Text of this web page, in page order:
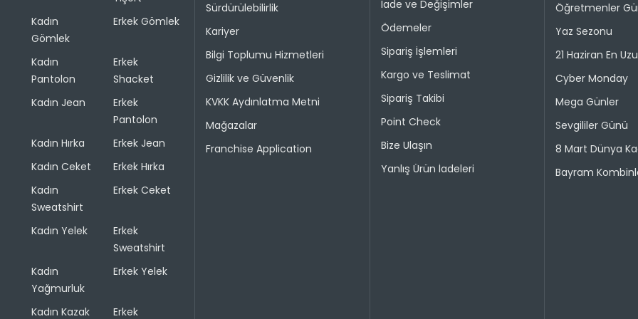
İade
Colin's
iade
Değişim
bedeniyle
İade
Taksit
1
Taksit
1
Kadın
Gömlek
Kadın
Pantolon
Kadın Jean
Kadın Hırka
Kadın Ceket
Kadın
Sweatshirt
Kadın Yelek
Kadın
Yağmurluk
Kadın Kazak
Erkek Gömlek
Erkek
Shacket
Erkek
Pantolon
Erkek Jean
Erkek Hırka
Erkek Ceket
Erkek
Sweatshirt
Erkek Yelek
Erkek
Sürdürülebilirlik
Kariyer
Bilgi Toplumu Hizmetleri
Gizlilik ve Güvenlik
KVKK Aydınlatma Metni
Mağazalar
Franchise Application
İade ve Değişimler
Ödemeler
Sipariş İşlemleri
Kargo ve Teslimat
Sipariş Takibi
Point Check
Bize Ulaşın
Yanlış Ürün İadeleri
Öğretmenler
Yaz Sezonu
21 Haziran En
Cyber Monday
Mega Günler
Sevgililer Günü
8 Mart Dünya
Bayram